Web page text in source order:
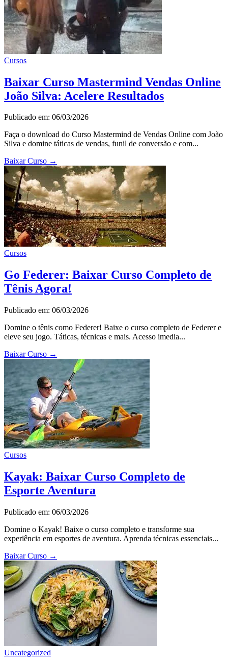
Cursos
Baixar Curso Mastermind Vendas Online
João Silva: Acelere Resultados
Publicado em: 06/03/2026
Faça o download do Curso Mastermind de Vendas Online com João
Silva e domine táticas de vendas, funil de conversão e com...
Baixar Curso →
Cursos
Go Federer: Baixar Curso Completo de
Tênis Agora!
Publicado em: 06/03/2026
Domine o tênis como Federer! Baixe o curso completo de Federer e
eleve seu jogo. Táticas, técnicas e mais. Acesso imedia...
Baixar Curso →
Cursos
Kayak: Baixar Curso Completo de
Esporte Aventura
Publicado em: 06/03/2026
Domine o Kayak! Baixe o curso completo e transforme sua
experiência em esportes de aventura. Aprenda técnicas essenciais...
Baixar Curso →
Uncategorized